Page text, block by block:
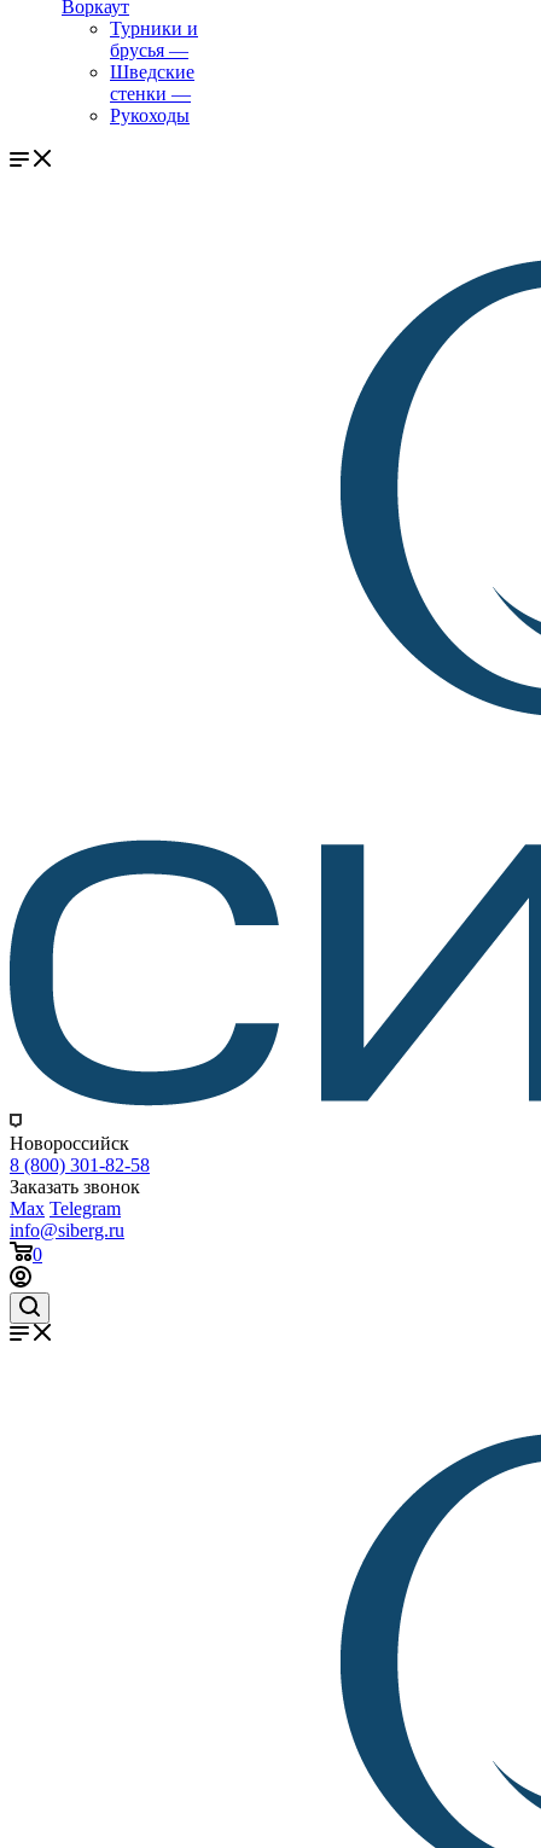
Воркаут
Турники и
брусья —
Шведские
стенки —
Рукоходы
Новороссийск
8 (800) 301-82-58
Заказать звонок
Max Telegram
info@siberg.ru
0